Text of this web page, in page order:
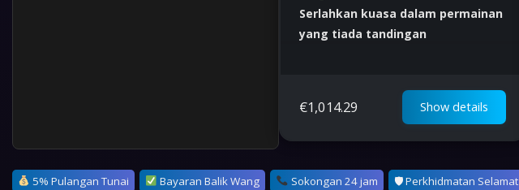
Serlahkan kuasa dalam permainan
yang tiada tandingan
€1,014.29 Show details
5% Pulangan Tunai Bayaran Balik Wang Sokongan 24 jam 🛡 Perkhidmatan Selamat